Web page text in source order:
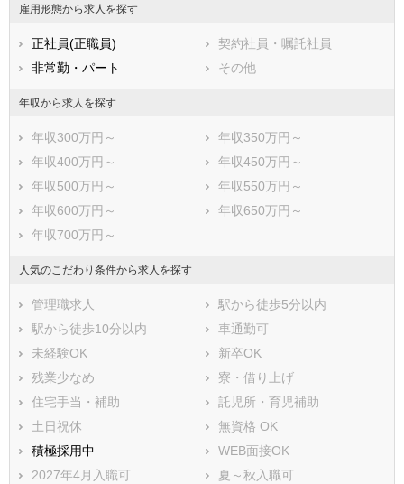
鹿児島県
雇用形態から求人を探す
正社員(正職員)
契約社員・嘱託社員
非常勤・パート
その他
年収から求人を探す
年収300万円～
年収350万円～
年収400万円～
年収450万円～
年収500万円～
年収550万円～
年収600万円～
年収650万円～
年収700万円～
人気のこだわり条件から求人を探す
管理職求人
駅から徒歩5分以内
駅から徒歩10分以内
車通勤可
未経験OK
新卒OK
残業少なめ
寮・借り上げ
住宅手当・補助
託児所・育児補助
土日祝休
無資格 OK
積極採用中
WEB面接OK
2027年4月入職可
夏～秋入職可